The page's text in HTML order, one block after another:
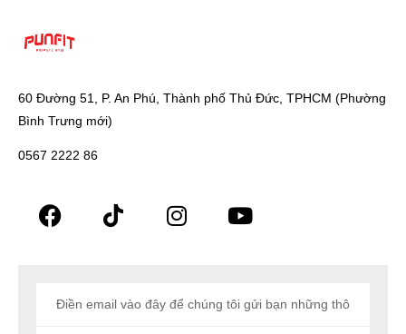
60 Đường 51, P. An Phú, Thành phố Thủ Đức, TPHCM (Phường
Bình Trưng mới)
0567 2222 86